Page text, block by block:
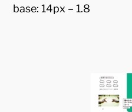
base: 14px – 1.8